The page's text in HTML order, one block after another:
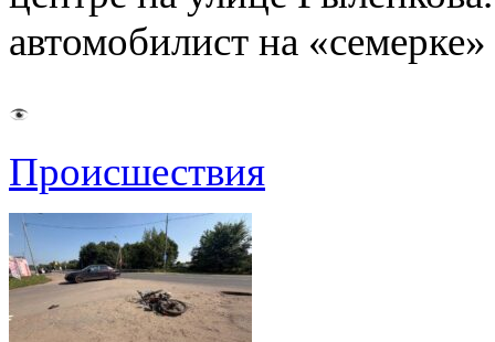
автомобилист на
Происшествия